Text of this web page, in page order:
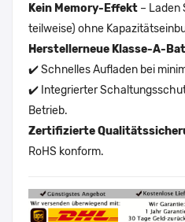
Kein Memory-Effekt – Laden
teilweise) ohne
Herstellerneue Klasse-A-
✔️ Schnelles Aufladen bei
✔️ Integrierter
Betrieb.
Zertifizierte
RoHS konform.